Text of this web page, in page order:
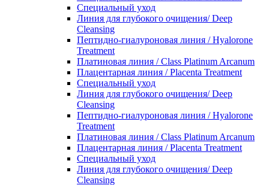
Специальный уход
Линия для глубокого очищения/ Deep
Cleansing
Пептидно-гиалуроновая линия / Hyalorone
Treatment
Платиновая линия / Class Platinum Arcanum
Плацентарная линия / Placenta Treatment
Специальный уход
Линия для глубокого очищения/ Deep
Cleansing
Пептидно-гиалуроновая линия / Hyalorone
Treatment
Платиновая линия / Class Platinum Arcanum
Плацентарная линия / Placenta Treatment
Специальный уход
Линия для глубокого очищения/ Deep
Cleansing